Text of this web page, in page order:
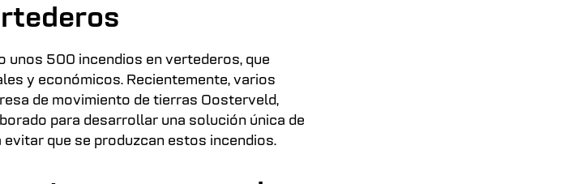
unos 500 incendios en vertederos, que
y económicos. Recientemente, varios
de movimiento de tierras Oosterveld,
para desarrollar una solución única de
que se produzcan estos incendios.